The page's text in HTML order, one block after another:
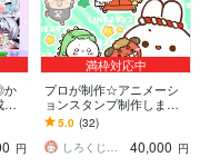
か
円
満枠対応中
プロが制作☆アニメーシ
ョンスタンプ制作します L
INE、YouTube、Twitch用
アニメスタンプ制作☆
5.0 (32)
しろくじらプラスし
40,000 円